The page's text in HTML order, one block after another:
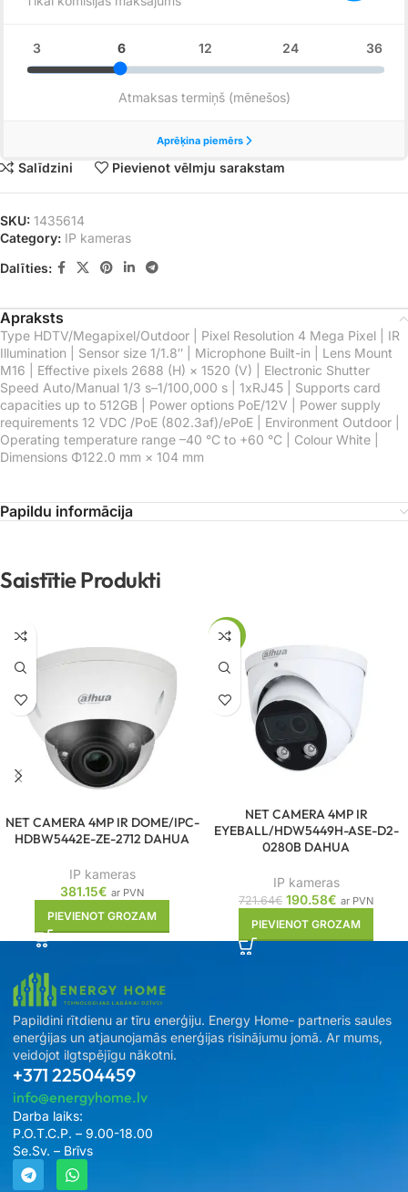
Salīdzini Pievienot vēlmju sarakstam
SKU: 1435614
Category: IP kameras
Dalīties:
Apraksts
Type HDTV/Megapixel/Outdoor | Pixel Resolution 4 Mega Pixel | IR
Illumination | Sensor size 1/1.8″ | Microphone Built-in | Lens Mount
M16 | Effective pixels 2688 (H) × 1520 (V) | Electronic Shutter
Speed Auto/Manual 1/3 s–1/100,000 s | 1xRJ45 | Supports card
capacities up to 512GB | Power options PoE/12V | Power supply
requirements 12 VDC /PoE (802.3af)/ePoE | Environment Outdoor |
Operating temperature range –40 °C to +60 °C | Colour White |
Dimensions Φ122.0 mm × 104 mm
Papildu informācija
Saistītie Produkti
NET CAMERA 4MP IR DOME/IPC-
HDBW5442E-ZE-2712 DAHUA
IP kameras
381.15€ ar PVN
PIEVIENOT GROZAM
-74%
NET CAMERA 4MP IR
EYEBALL/HDW5449H-ASE-D2-
0280B DAHUA
IP kameras
721.64€ 190.58€ ar PVN
PIEVIENOT GROZAM
Papildini rītdienu ar tīru enerģiju. Energy Home- partneris saules
enerģijas un atjaunojamās enerģijas risinājumu jomā. Ar mums,
veidojot ilgtspējīgu nākotni.
+371 22504459
info@energyhome.lv
Darba laiks:
P.O.T.C.P. – 9.00-18.00
Se.Sv. – Brīvs